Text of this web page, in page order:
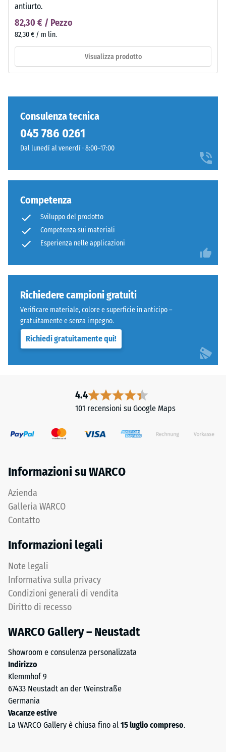
antiurto.
82,30 € / Pezzo
82,30 € / m lin.
Visualizza prodotto
Consulenza tecnica
045 786 0261
Dal lunedì al venerdì · 8:00–17:00
Competenza
Sviluppo del prodotto
Competenza sui materiali
Esperienza nelle applicazioni
Richiedere campioni gratuiti
Verificare materiale, colore e superficie in anticipo –
gratuitamente e senza impegno.
Richiedi gratuitamente qui!
4.4
101 recensioni su Google Maps
Informazioni su WARCO
Azienda
Galleria WARCO
Contatto
Informazioni legali
Note legali
Informativa sulla privacy
Condizioni generali di vendita
Diritto di recesso
WARCO Gallery – Neustadt
Showroom e consulenza personalizzata
Indirizzo
Klemmhof 9
67433 Neustadt an der Weinstraße
Germania
Vacanze estive
La WARCO Gallery è chiusa fino al 15 luglio compreso.